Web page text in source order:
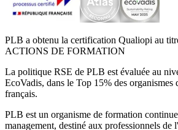
PLB a obtenu la certification Qualiopi au
ACTIONS DE FORMATION
La politique RSE de PLB est évaluée au
EcoVadis, dans le Top 15% des
français.
PLB est un organisme de formation
management, destiné aux professionnels